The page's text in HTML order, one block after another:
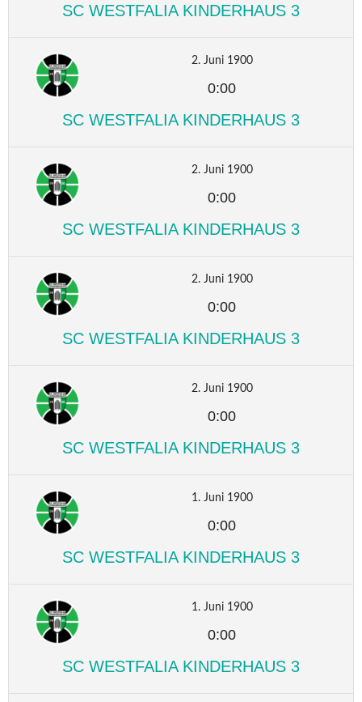
SC WESTFALIA KINDERHAUS 3
2. Juni 1900
0:00
SC WESTFALIA KINDERHAUS 3
2. Juni 1900
0:00
SC WESTFALIA KINDERHAUS 3
2. Juni 1900
0:00
SC WESTFALIA KINDERHAUS 3
2. Juni 1900
0:00
SC WESTFALIA KINDERHAUS 3
1. Juni 1900
0:00
SC WESTFALIA KINDERHAUS 3
1. Juni 1900
0:00
SC WESTFALIA KINDERHAUS 3